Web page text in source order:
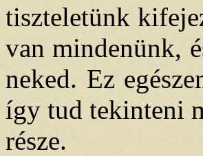
tiszteletünk
van mindenünk,
neked. Ez
így tud tekinteni
része.